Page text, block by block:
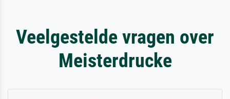
Veelgestelde vragen over
Meisterdrucke